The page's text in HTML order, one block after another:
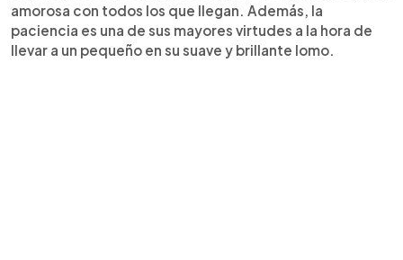
amorosa con todos los que llegan. Además, la
paciencia es una de sus mayores virtudes a la hora de
llevar a un pequeño en su suave y brillante lomo.